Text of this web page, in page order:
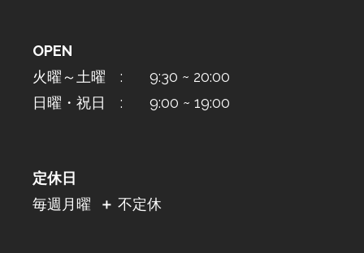
OPEN
火曜～土曜 : 9:30 ~ 20:00
日曜・祝日 : 9:00 ~ 19:00
定休日
毎週月曜
＋ 不定休